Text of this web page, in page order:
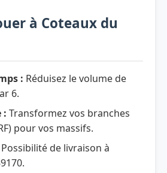
à Coteaux du
: Réduisez le volume de
6.
: Transformez vos branches
pour vos massifs.
Possibilité de livraison à